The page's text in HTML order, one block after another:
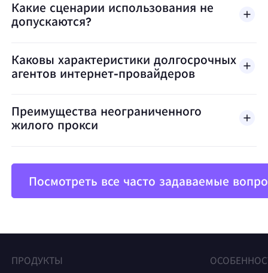
Какие сценарии использования не
допускаются?
BestProxy не поддерживает мошенничество,
Каковы характеристики долгосрочных
агентов интернет-провайдеров
Преимущества неограниченного
жилого прокси
Посмотреть все часто задаваемые
ПРОДУКТЫ